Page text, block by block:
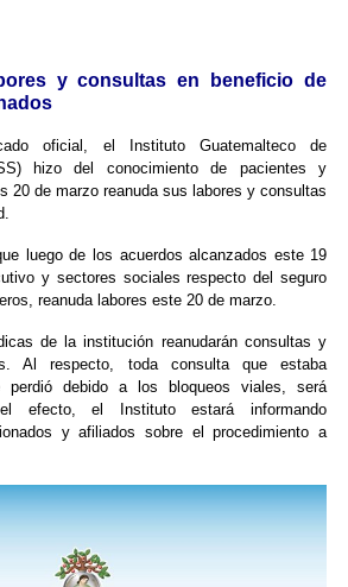
y consultas en beneficio de
oficial, el Instituto Guatemalteco de
hizo del conocimiento de pacientes y
20 de marzo reanuda sus labores y consultas
luego de los acuerdos alcanzados este 19
y sectores sociales respecto del seguro
reanuda labores este 20 de marzo.
de la institución reanudarán consultas y
Al respecto, toda consulta que estaba
perdió debido a los bloqueos viales, será
el efecto, el Instituto estará informando
y afiliados sobre el procedimiento a